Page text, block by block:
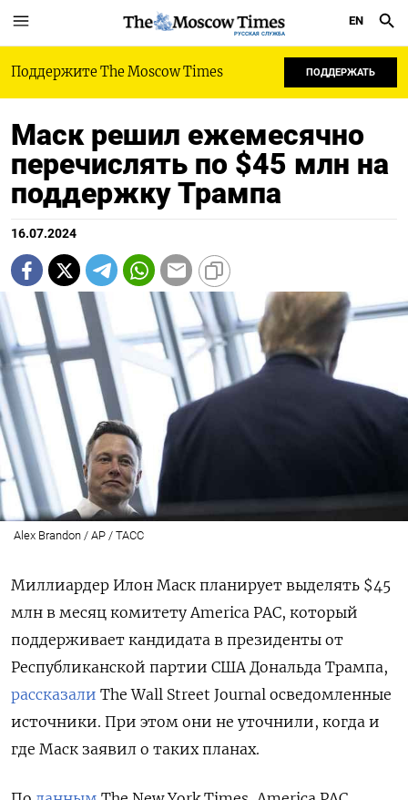
РУССКАЯ СЛУЖБА
EN
Поддержите The Moscow Times ПОДДЕРЖАТЬ
Маск решил ежемесячно
перечислять по $45 млн на
поддержку Трампа
16.07.2024
Alex Brandon / AP / ТАСС
Миллиардер Илон Маск планирует выделять $45
млн в месяц комитету America PAC, который
поддерживает кандидата в президенты от
Республиканской партии США Дональда Трампа,
рассказали The Wall Street Journal осведомленные
источники. При этом они не уточнили, когда и
где Маск заявил о таких планах.